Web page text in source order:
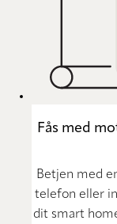
Fås med
Betjen med
telefon eller
dit smart